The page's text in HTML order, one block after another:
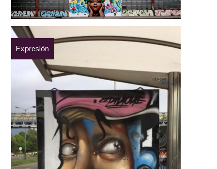
Expresión